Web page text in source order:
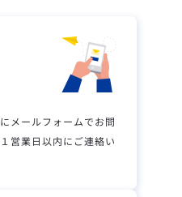
メールフォームでお問
営業日以内にご連絡い